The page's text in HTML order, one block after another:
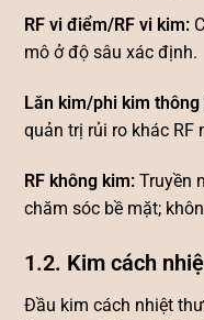
RF vi điểm/RF vi kim:
mô ở độ sâu xác định.
Lăn kim/phi kim
quản trị rủi ro khác RF
RF không kim: Truyền
chăm sóc bề mặt;
1.2. Kim cách
Đầu kim cách nhiệt